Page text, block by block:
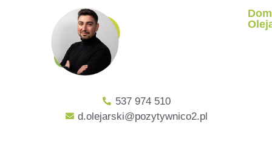
537 974 510
d.olejarski@pozytywnico2.pl